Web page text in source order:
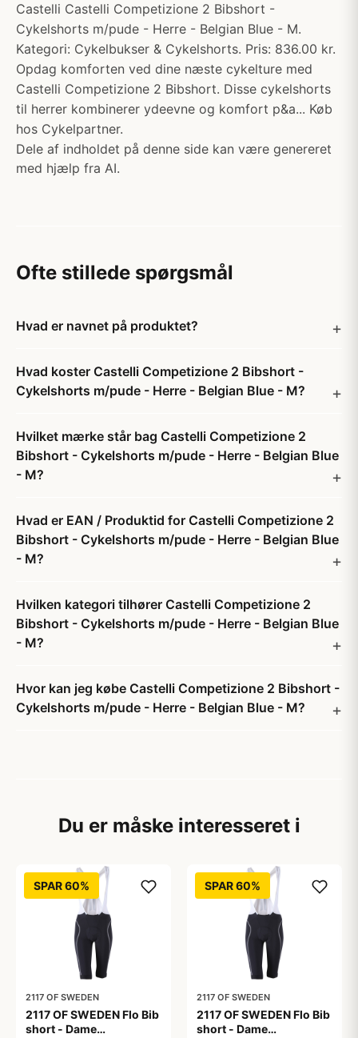
Castelli Castelli Competizione 2 Bibshort -
Cykelshorts m/pude - Herre - Belgian Blue - M.
Kategori: Cykelbukser & Cykelshorts. Pris: 836.00 kr.
Opdag komforten ved dine næste cykelture med
Castelli Competizione 2 Bibshort. Disse cykelshorts
til herrer kombinerer ydeevne og komfort p&a... Køb
hos Cykelpartner.
Dele af indholdet på denne side kan være genereret
med hjælp fra AI.
Ofte stillede spørgsmål
Hvad er navnet på produktet?
Hvad koster Castelli Competizione 2 Bibshort -
Cykelshorts m/pude - Herre - Belgian Blue - M?
Hvilket mærke står bag Castelli Competizione 2
Bibshort - Cykelshorts m/pude - Herre - Belgian Blue
- M?
Hvad er EAN / Produktid for Castelli Competizione 2
Bibshort - Cykelshorts m/pude - Herre - Belgian Blue
- M?
Hvilken kategori tilhører Castelli Competizione 2
Bibshort - Cykelshorts m/pude - Herre - Belgian Blue
- M?
Hvor kan jeg købe Castelli Competizione 2 Bibshort -
Cykelshorts m/pude - Herre - Belgian Blue - M?
Du er måske interesseret i
SPAR 60%
2117 OF SWEDEN
2117 OF SWEDEN Flo Bib
short - Dame
SPAR 60%
2117 OF SWEDEN
2117 OF SWEDEN Flo Bib
short - Dame